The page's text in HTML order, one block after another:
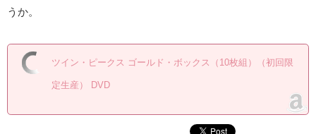
うか。
ツイン・ピークス ゴールド・ボックス（10枚組）（初回限
定生産） DVD